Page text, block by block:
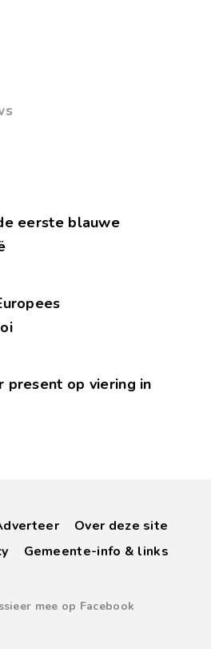
eerste blauwe
present op viering in
Over deze site
Gemeente-info & links
mee op Facebook